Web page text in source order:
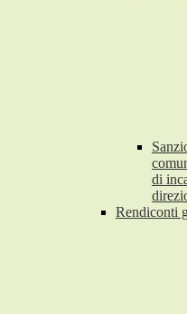
di
Rendiconti